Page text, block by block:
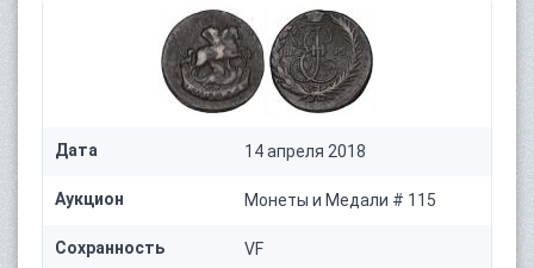
Дата 14 апреля 2018
Аукцион Монеты и Медали # 115
Сохранность VF